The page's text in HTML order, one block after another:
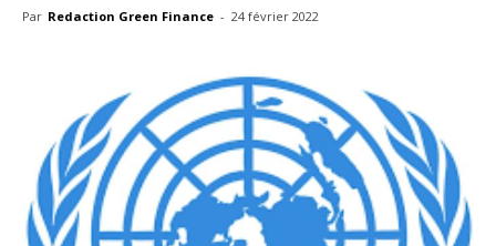
Par Redaction Green Finance - 24 février 2022